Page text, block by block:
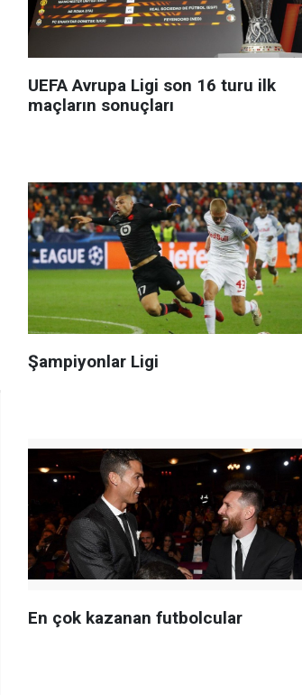
UEFA Avrupa Ligi son 16 turu ilk
maçların sonuçları
Şampiyonlar Ligi
En çok kazanan futbolcular